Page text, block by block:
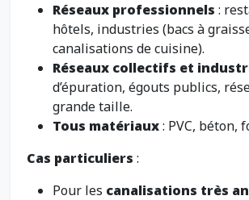
Réseaux professionnels :
hôtels, industries (bacs à
canalisations de cuisine).
Réseaux collectifs et
d’épuration, égouts publics,
grande taille.
Tous matériaux: PVC, béton,
Cas particuliers :
Pour les canalisations très